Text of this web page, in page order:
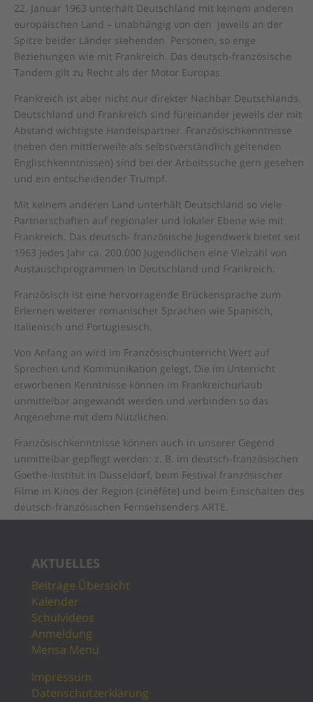
22. Januar 1963 unterhält Deutschland mit keinem anderen
europäischen Land – unabhängig von den jeweils an der
Spitze beider Länder stehenden Personen, so enge
Beziehungen wie mit Frankreich. Das deutsch-französische
Tandem gilt zu Recht als der Motor Europas.
Frankreich ist aber nicht nur direkter Nachbar Deutschlands.
Deutschland und Frankreich sind füreinander jeweils der mit
Abstand wichtigste Handelspartner. Französischkenntnisse
(neben den mittlerweile als selbstverständlich geltenden
Englischkenntnissen) sind bei der Arbeitssuche gern gesehen
und ein entscheidender Trumpf.
Mit keinem anderen Land unterhält Deutschland so viele
Partnerschaften auf regionaler und lokaler Ebene wie mit
Frankreich. Das deutsch- französische Jugendwerk bietet seit
1963 jedes Jahr ca. 200.000 Jugendlichen eine Vielzahl von
Austauschprogrammen in Deutschland und Frankreich.
Französisch ist eine hervorragende Brückensprache zum
Erlernen weiterer romanischer Sprachen wie Spanisch,
Italienisch und Portugiesisch.
Von Anfang an wird im Französischunterricht Wert auf
Sprechen und Kommunikation gelegt. Die im Unterricht
erworbenen Kenntnisse können im Frankreichurlaub
unmittelbar angewandt werden und verbinden so das
Angenehme mit dem Nützlichen.
Französischkenntnisse können auch in unserer Gegend
unmittelbar gepflegt werden: z. B. im deutsch-französischen
Goethe-Institut in Düsseldorf, beim Festival französischer
Filme in Kinos der Region (cinéfête) und beim Einschalten des
deutsch-französischen Fernsehsenders ARTE.
AKTUELLES
Beiträge Übersicht
Kalender
Schulvideos
Anmeldung
Mensa Menu
Impressum
Datenschutzerklärung